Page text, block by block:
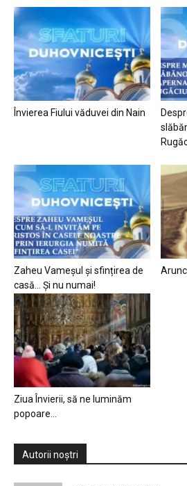
Învierea Fiului văduvei din Nain
Zaheu Vameșul și sfințirea de
casă… Și nu numai!
Ziua Învierii, să ne luminăm
popoare…
Autorii noștri